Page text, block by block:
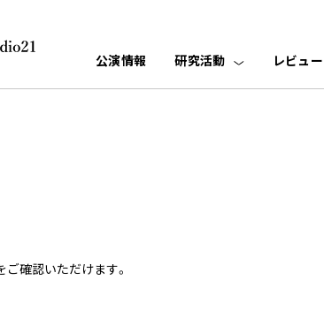
公演情報
研究活動 レビュー
確認いただけます。